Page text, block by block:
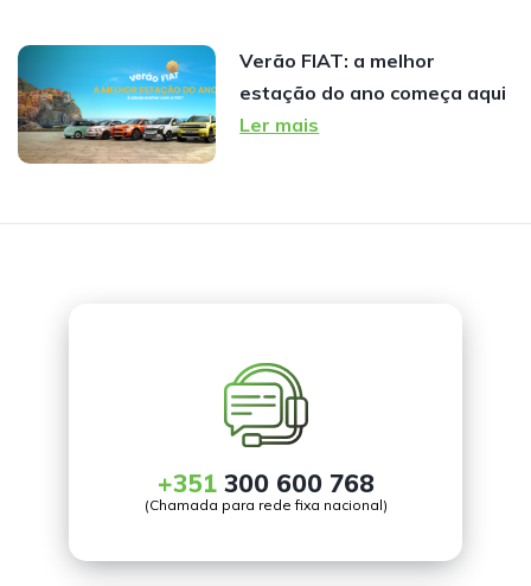
Verão FIAT: a melhor
estação do ano começa aqui
Ler mais
+351300 600 768
(Chamada para rede fixa nacional)